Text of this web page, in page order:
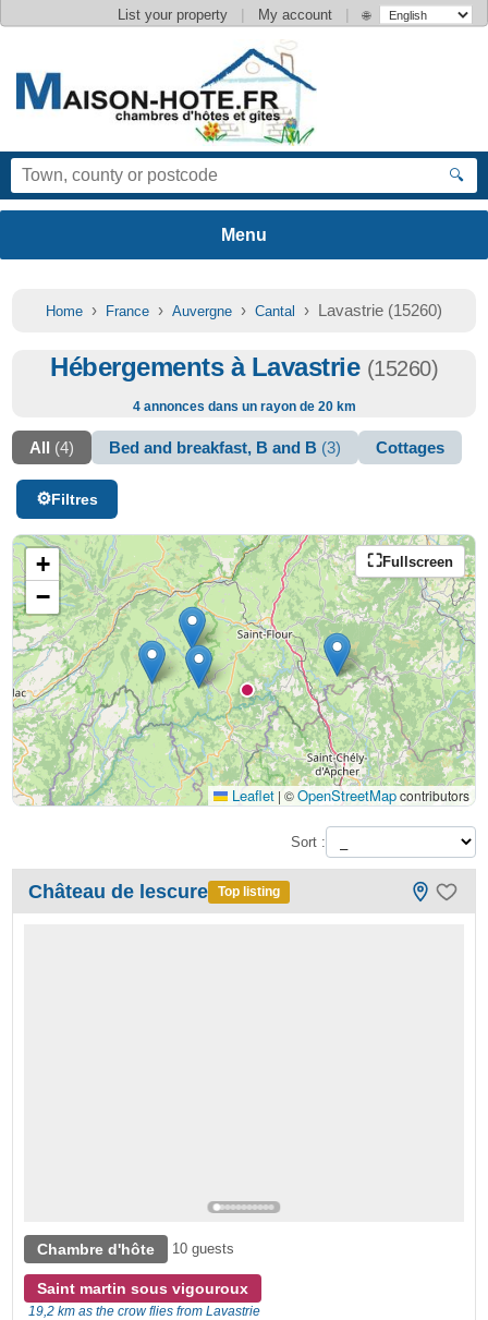
List your property | My account | 🌐
🔍
Home › France › Auvergne › Cantal › Lavastrie (15260)
Hébergements à Lavastrie (15260)
4 annonces dans un rayon de 20 km
All (4) Bed and breakfast, B and B (3) Cottages
Filtres
Fullscreen
+
−
Leaflet | ©OpenStreetMapcontributors
Sort :
Château de lescure Top listing
Chambre d'hôte 10 guests
Saint martin sous vigouroux
19,2 km as the crow flies from Lavastrie